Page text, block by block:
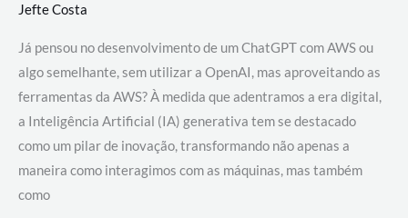
Jefte Costa
Já pensou no desenvolvimento de um ChatGPT com AWS ou
algo semelhante, sem utilizar a OpenAI, mas aproveitando as
ferramentas da AWS? À medida que adentramos a era digital,
a Inteligência Artificial (IA) generativa tem se destacado
como um pilar de inovação, transformando não apenas a
maneira como interagimos com as máquinas, mas também
como